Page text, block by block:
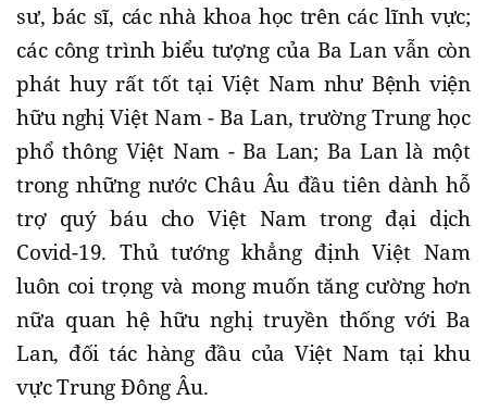
sư, bác sĩ, các nhà khoa học trên các lĩnh vực;
các công trình biểu tượng của Ba Lan vẫn còn
phát huy rất tốt tại Việt Nam như Bệnh viện
hữu nghị Việt Nam - Ba Lan, trường Trung học
phổ thông Việt Nam - Ba Lan; Ba Lan là một
trong những nước Châu Âu đầu tiên dành hỗ
trợ quý báu cho Việt Nam trong đại dịch
Covid-19. Thủ tướng khẳng định Việt Nam
luôn coi trọng và mong muốn tăng cường hơn
nữa quan hệ hữu nghị truyền thống với Ba
Lan, đối tác hàng đầu của Việt Nam tại khu
vực Trung Đông Âu.